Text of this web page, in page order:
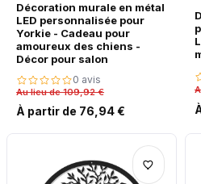
Décoration murale en métal
LED personnalisée pour
Yorkie - Cadeau pour
amoureux des chiens -
Décor pour salon
0 avis
Au lieu de 109,92 €
À partir de 76,94 €